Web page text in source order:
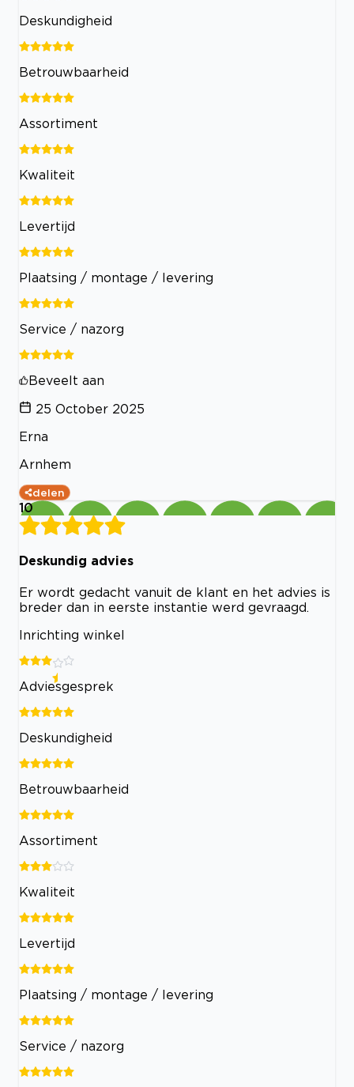
Deskundigheid
Betrouwbaarheid
Assortiment
Kwaliteit
Levertijd
Plaatsing / montage / levering
Service / nazorg
Beveelt aan
25 October 2025
Erna
Arnhem
delen
10
Deskundig advies
Er wordt gedacht vanuit de klant en het advies is
breder dan in eerste instantie werd gevraagd.
Inrichting winkel
Adviesgesprek
Deskundigheid
Betrouwbaarheid
Assortiment
Kwaliteit
Levertijd
Plaatsing / montage / levering
Service / nazorg